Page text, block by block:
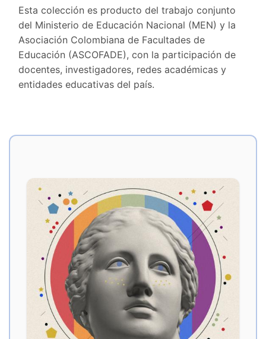
Esta colección es producto del trabajo conjunto
del Ministerio de Educación Nacional (MEN) y la
Asociación Colombiana de Facultades de
Educación (ASCOFADE), con la participación de
docentes, investigadores, redes académicas y
entidades educativas del país.